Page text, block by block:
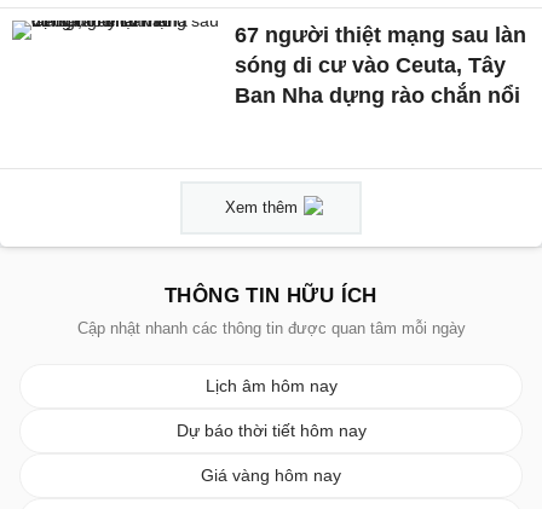
67 người thiệt mạng sau làn
sóng di cư vào Ceuta, Tây
Ban Nha dựng rào chắn nổi
Xem thêm
THÔNG TIN HỮU ÍCH
Cập nhật nhanh các thông tin được quan tâm mỗi ngày
Lịch âm hôm nay
Dự báo thời tiết hôm nay
Giá vàng hôm nay